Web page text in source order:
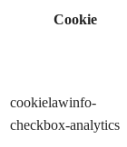
Cookie
cookielawinfo-
checkbox-analytics